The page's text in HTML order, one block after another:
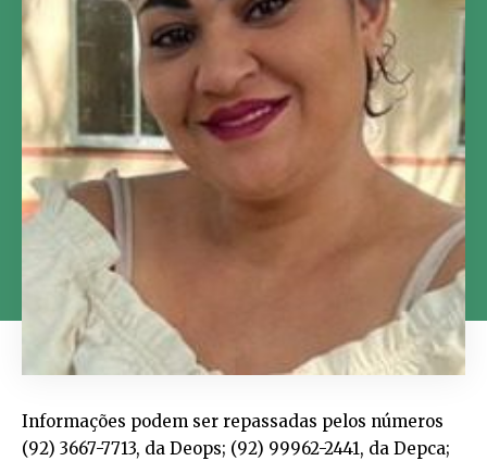
Informações podem ser repassadas pelos números
(92) 3667-7713, da Deops; (92) 99962-2441, da Depca;